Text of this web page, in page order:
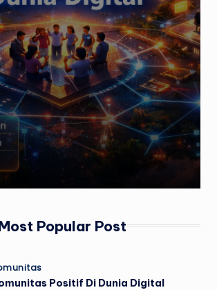
Popular Post
Positif Di Dunia Digital